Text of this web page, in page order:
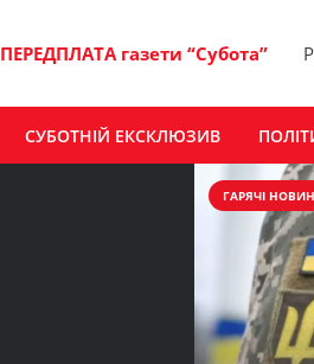
ПЕРЕДПЛАТА газети “Субота”
СУБОТНІЙ ЕКСКЛЮЗИВ
ГАРЯЧІ